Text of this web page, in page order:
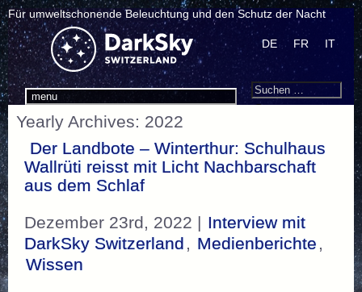
Für umweltschonende Beleuchtung und den Schutz der Nacht
menu
DE FR IT
Search
Suchen
Yearly Archives: 2022
Der Landbote – Winterthur: Schulhaus
Wallrüti reisst mit Licht Nachbarschaft
aus dem Schlaf
Dezember 23rd, 2022 | Interview mit
DarkSky Switzerland , Medienberichte ,
Wissen